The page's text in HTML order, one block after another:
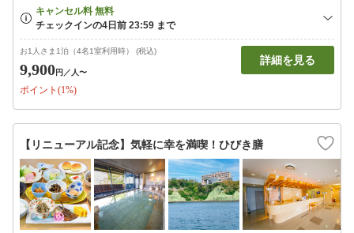
お1人さま1泊（4名1室利用時） (税込)
9,900円 ／人〜
ポイント(1%)
詳細を見る
【リニューアル記念】気軽に幸を満喫！ひびき膳